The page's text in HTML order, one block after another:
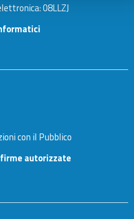
08LLZJ
con il Pubblico
autorizzate